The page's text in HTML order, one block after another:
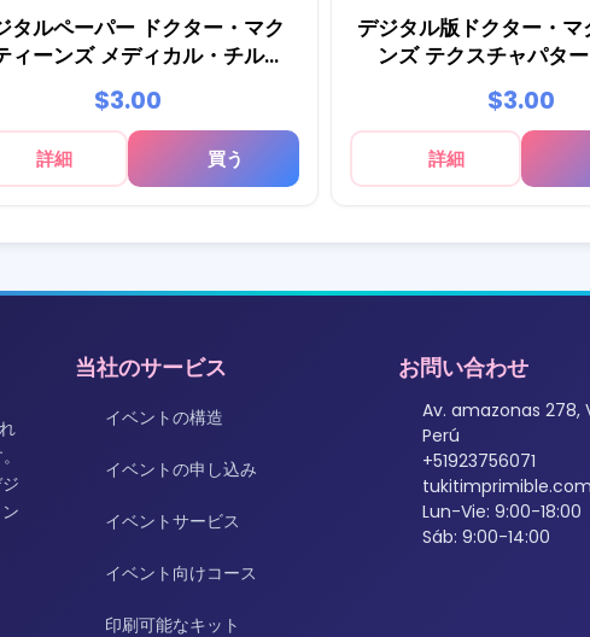
タルペーパー ドクター・マク
ィーンズ メディカル・チルド
レンズ・パーティーズ - M1
$3.00
詳細 買う
デジタル版ドクター・
ンズ テクスチャパタ
$3.00
詳細
当社のサービス
イベントの構造
イベントの申し込み
イベントサービス
イベント向けコース
印刷可能なキット
お問い合わせ
Av. amazonas 278,
Perú
+51923756071
Lun-Vie: 9:00-18:00
Sáb: 9:00-14:00